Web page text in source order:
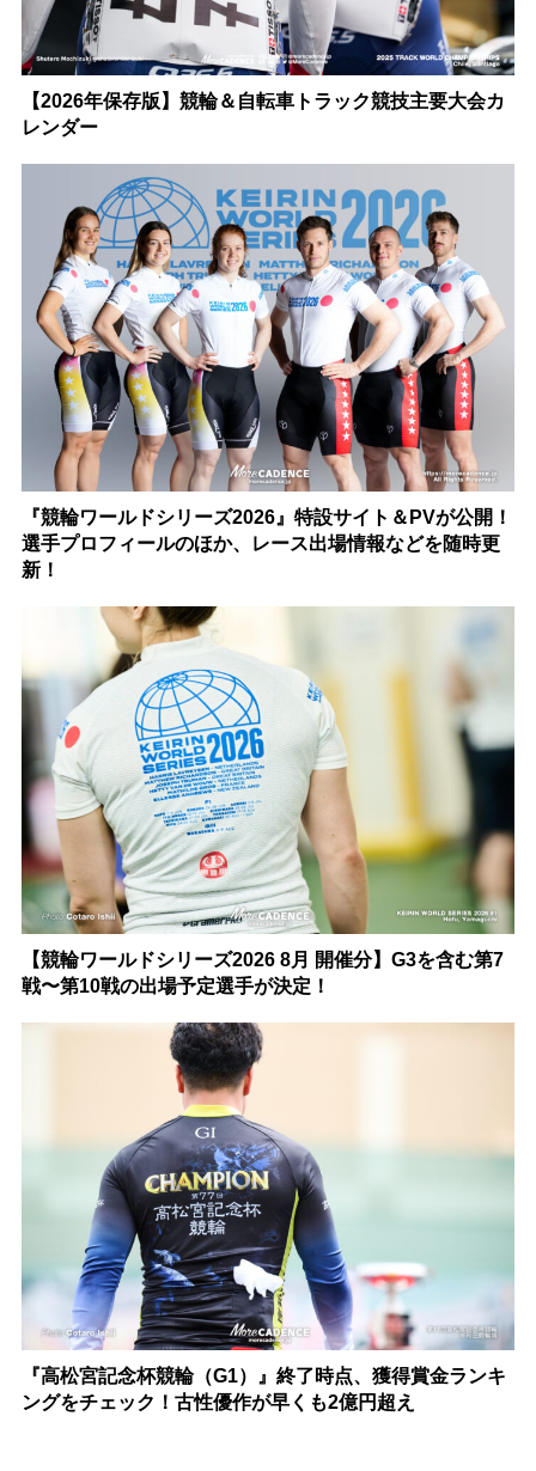
【2026年保存版】競輪＆自転車トラック競技主要大会カ
レンダー
『競輪ワールドシリーズ2026』特設サイト＆PVが公開！
選手プロフィールのほか、レース出場情報などを随時更
新！
【競輪ワールドシリーズ2026 8月 開催分】G3を含む第7
戦〜第10戦の出場予定選手が決定！
『高松宮記念杯競輪（G1）』終了時点、獲得賞金ランキ
ングをチェック！古性優作が早くも2億円超え